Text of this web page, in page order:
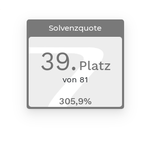
Solvenzquote
39. Platz
von 81
305,9%